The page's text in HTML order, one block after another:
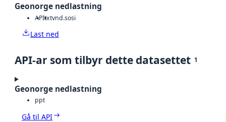
Geonorge nedlastning
APItxtvnd.sosi
Last ned
API-ar som tilbyr dette datasettet 1
Geonorge nedlastning
ppt
Gå til API